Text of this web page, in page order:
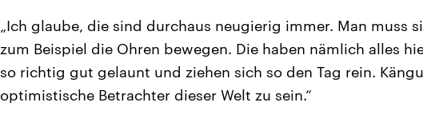
„Ich glaube, die sind durchaus neugierig immer. Man muss
zum Beispiel die Ohren bewegen. Die haben nämlich alles
so richtig gut gelaunt und ziehen sich so den Tag rein.
optimistische Betrachter dieser Welt zu sein.“